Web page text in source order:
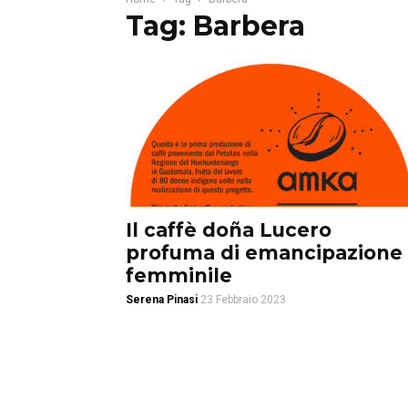
Tag: Barbera
Il caffè doña Lucero
profuma di emancipazione
femminile
Serena Pinasi 23 Febbraio 2023